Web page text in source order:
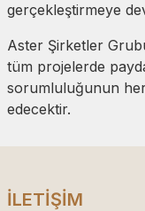
gerçekleştirmeye
Aster Şirketler
tüm projelerde
sorumluluğunun
edecektir.
İLETİŞİM